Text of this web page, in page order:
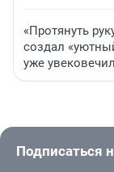
«Протянуть
создал
уже
Подписаться